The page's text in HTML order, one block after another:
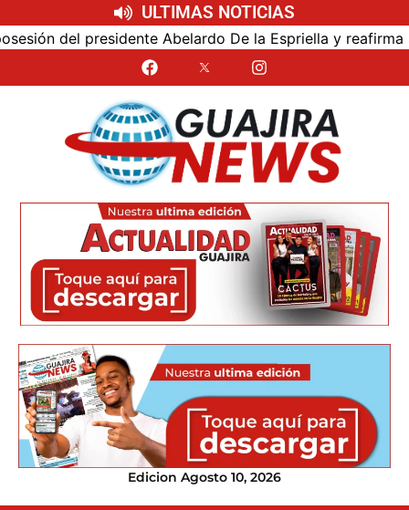
ULTIMAS NOTICIAS
del presidente Abelardo De la Espriella y reafirma su
Edicion Agosto 10, 2026